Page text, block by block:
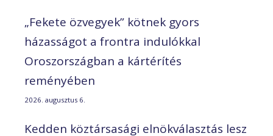
„Fekete özvegyek” kötnek gyors
házasságot a frontra indulókkal
Oroszországban a kártérítés
reményében
2026. augusztus 6.
Kedden köztársasági elnökválasztás lesz